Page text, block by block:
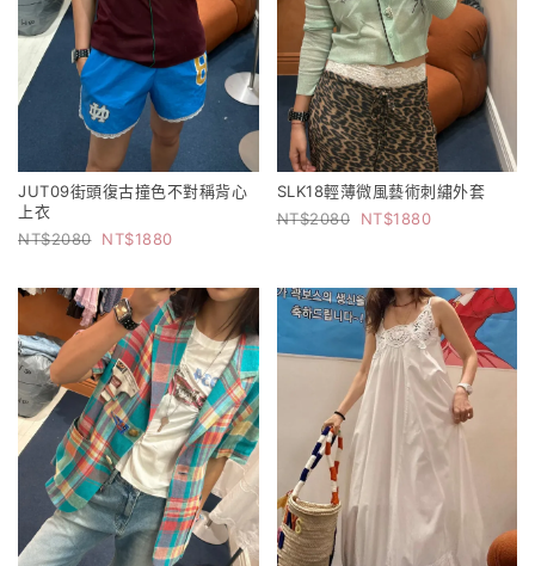
JUT09街頭復古撞色不對稱背心
上衣
2080
1880
SLK18輕薄微風藝術刺繡外套
2080
1880